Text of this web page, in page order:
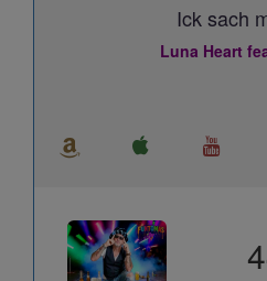
Ick sach
Luna Heart